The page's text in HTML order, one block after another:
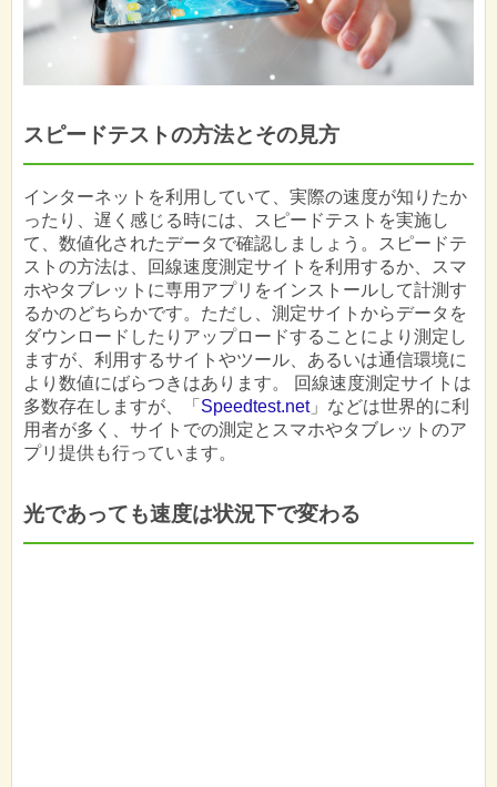
スピードテストの方法とその見方
インターネットを利用していて、実際の速度が知りたか
ったり、遅く感じる時には、スピードテストを実施し
て、数値化されたデータで確認しましょう。スピードテ
ストの方法は、回線速度測定サイトを利用するか、スマ
ホやタブレットに専用アプリをインストールして計測す
るかのどちらかです。ただし、測定サイトからデータを
ダウンロードしたりアップロードすることにより測定し
ますが、利用するサイトやツール、あるいは通信環境に
より数値にばらつきはあります。 回線速度測定サイトは
多数存在しますが、「 Speedtest.net」などは世界的に利
用者が多く、サイトでの測定とスマホやタブレットのア
プリ提供も行っています。
光であっても速度は状況下で変わる